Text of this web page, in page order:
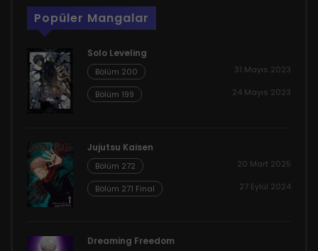
Popüler Mangalar
Solo Leveling
Bölüm 200 31 Mayıs 2023
Bölüm 199 24 Mayıs 2023
Jujutsu Kaisen
Bölüm 272 20 Mart 2025
Bölüm 271 Final 27 Eylül 2024
Dreaming Freedom